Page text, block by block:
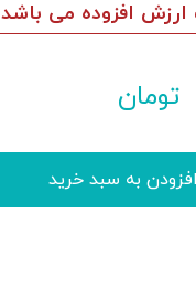
افزوده می باشد
تومان
افزودن به سبد خرید